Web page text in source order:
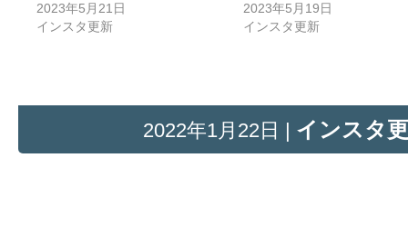
2023年5月21日
インスタ更新
2023年5月19日
インスタ更新
2022年1月22日 | インスタ